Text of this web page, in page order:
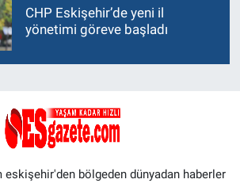
CHP Eskişehir’de yeni il
yönetimi göreve başladı
bölgeden dünyadan haberler